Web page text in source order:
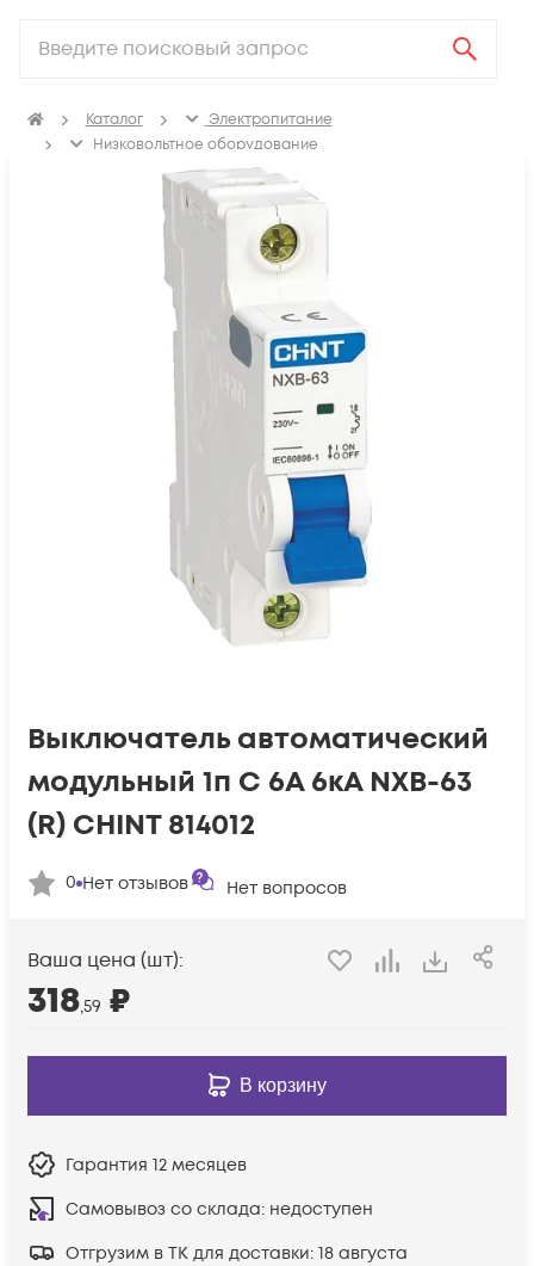
Каталог
Электропитание
Низковольтное оборудование
Выключатель автоматический модульный
Выключатель автоматический
модульный 1п C 6А 6кА NXB-63
(R) CHINT 814012
0 Нет отзывов Нет вопросов
Ваша цена (шт):
318,59 ₽
В корзину
Гарантия 12 месяцев
Самовывоз со склада: недоступен
Отгрузим в ТК для доставки: 18 августа